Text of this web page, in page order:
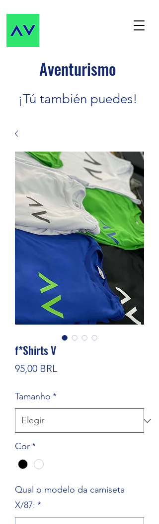
Aventurismo
¡Tú también puedes!
f*Shirts V
95,00 BRLPrecio
Tamanho *
Cor*
Qual o modelo da camiseta
X/87: *